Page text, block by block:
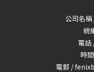
公司名
統
電話
時
電郵 /